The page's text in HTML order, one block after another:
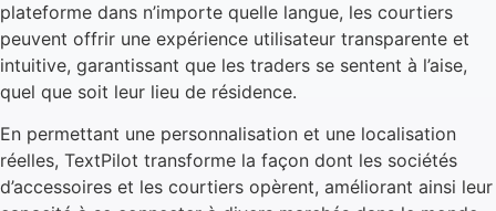
plateforme dans n’importe quelle langue, les courtiers
peuvent offrir une expérience utilisateur transparente et
intuitive, garantissant que les traders se sentent à l’aise,
quel que soit leur lieu de résidence.
En permettant une personnalisation et une localisation
réelles, TextPilot transforme la façon dont les sociétés
d’accessoires et les courtiers opèrent, améliorant ainsi leur